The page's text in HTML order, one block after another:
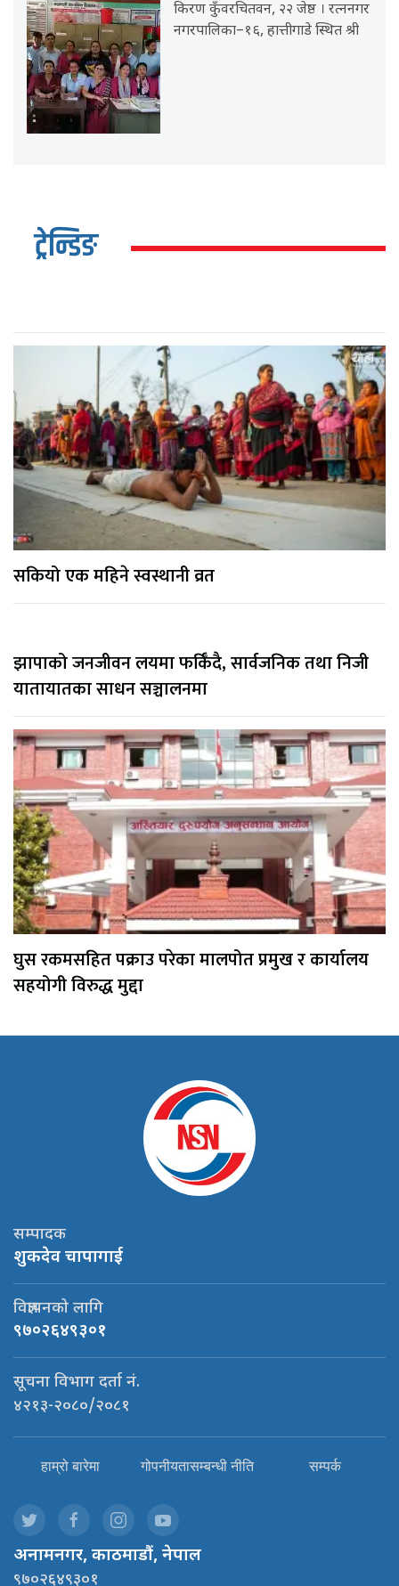
किरण कुँवरचितवन, २२ जेष्ठ । रत्ननगर
नगरपालिका–१६, हात्तीगाडे स्थित श्री
ट्रेन्डिङ
सकियो एक महिने स्वस्थानी व्रत
झापाको जनजीवन लयमा फर्किँदै, सार्वजनिक तथा निजी
यातायातका साधन सञ्चालनमा
घुस रकमसहित पक्राउ परेका मालपोत प्रमुख र कार्यालय
सहयोगी विरुद्ध मुद्दा
सम्पादक
शुकदेव चापागाई
विज्ञापनको लागि
९७०२६४९३०१
सूचना विभाग दर्ता नं.
४२१३-२०८०/२०८१
हाम्रो बारेमा गोपनीयतासम्बन्धी नीति सम्पर्क
अनामनगर, काठमाडौं, नेपाल
९७०२६४९३०१